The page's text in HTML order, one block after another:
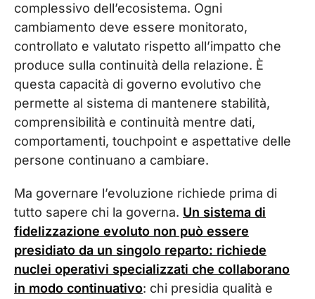
complessivo dell’ecosistema. Ogni
cambiamento deve essere monitorato,
controllato e valutato rispetto all’impatto che
produce sulla continuità della relazione. È
questa capacità di governo evolutivo che
permette al sistema di mantenere stabilità,
comprensibilità e continuità mentre dati,
comportamenti, touchpoint e aspettative delle
persone continuano a cambiare.
Ma governare l’evoluzione richiede prima di
tutto sapere chi la governa. Un sistema di
fidelizzazione evoluto non può essere
presidiato da un singolo reparto: richiede
nuclei operativi specializzati che collaborano
in modo continuativo: chi presidia qualità e